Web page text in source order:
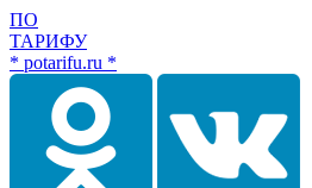
ПО
ТАРИФУ
* potarifu.ru *